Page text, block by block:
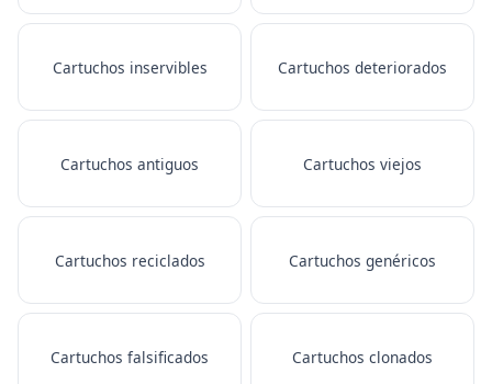
Cartuchos inservibles Cartuchos deteriorados
Cartuchos antiguos Cartuchos viejos
Cartuchos reciclados Cartuchos genéricos
Cartuchos falsificados Cartuchos clonados